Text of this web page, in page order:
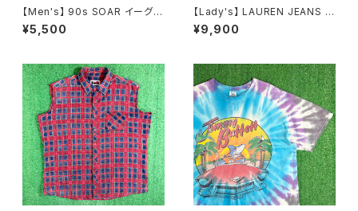
【Men's】 90s SOAR イーグル
イラスト Tシャツ / アメリカ製 U
SA製 90年代 ティーシャツ T-
¥5,500
【Lady's】 LAUREN JEANS R
ALPH LAUREN レースデザイ
ン フレアパンツ / 古着 パンツ フ
¥9,900